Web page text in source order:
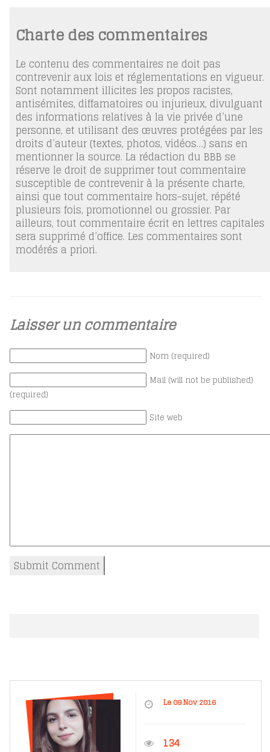
Charte des commentaires
Le contenu des commentaires ne doit pas
contrevenir aux lois et réglementations en vigueur.
Sont notamment illicites les propos racistes,
antisémites, diffamatoires ou injurieux, divulguant
des informations relatives à la vie privée d’une
personne, et utilisant des œuvres protégées par les
droits d’auteur (textes, photos, vidéos…) sans en
mentionner la source. La rédaction du BBB se
réserve le droit de supprimer tout commentaire
susceptible de contrevenir à la présente charte,
ainsi que tout commentaire hors-sujet, répété
plusieurs fois, promotionnel ou grossier. Par
ailleurs, tout commentaire écrit en lettres capitales
sera supprimé d’office. Les commentaires sont
modérés a priori.
Laisser un commentaire
Nom (required)
Mail (will not be published)
(required)
Site web
Le 09 Nov 2016
134